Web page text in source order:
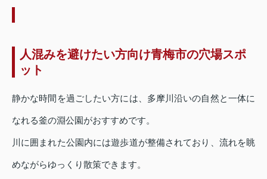
人混みを避けたい方向け青梅市の穴場スポ
ット
静かな時間を過ごしたい方には、多摩川沿いの自然と一体に
なれる釜の淵公園がおすすめです。
川に囲まれた公園内には遊歩道が整備されており、流れを眺
めながらゆっくり散策できます。